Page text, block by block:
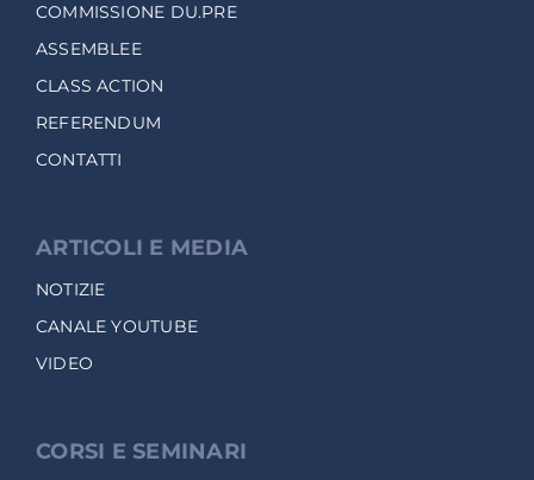
COMMISSIONE DU.PRE
ASSEMBLEE
CLASS ACTION
REFERENDUM
CONTATTI
ARTICOLI E MEDIA
NOTIZIE
CANALE YOUTUBE
VIDEO
CORSI E SEMINARI